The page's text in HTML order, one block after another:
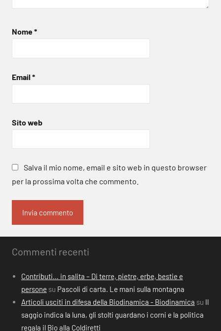
Nome*
Email *
Sito web
Salva il mio nome, email e sito web in questo browser
per la prossima volta che commento.
Commenti recenti
Contributi… in salita – Di terre, pietre, erbe, bestie e
persone su Pascoli di carta. Le mani sulla montagna
Articoli usciti in difesa della Biodinamica - Biodinamica su Il
saggio indica la luna, gli stolti guardano i corni e la politica
regala il Bio alla Coldiretti